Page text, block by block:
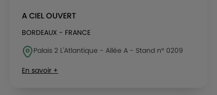
A CIEL OUVERT
BORDEAUX - FRANCE
Palais 2 L'Atlantique - Allée A - Stand n° 0209
En savoir +